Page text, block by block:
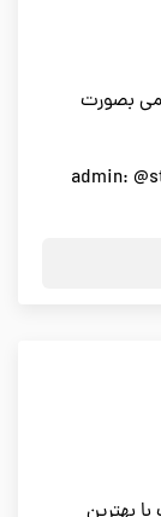
بصورت